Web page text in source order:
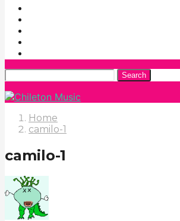
Search
Home
camilo-1
camilo-1